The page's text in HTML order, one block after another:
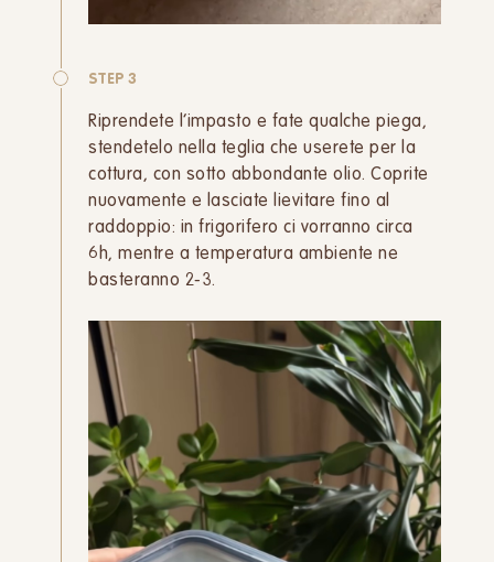
STEP 3
Riprendete l’impasto e fate qualche piega,
stendetelo nella teglia che userete per la
cottura, con sotto abbondante olio. Coprite
nuovamente e lasciate lievitare fino al
raddoppio: in frigorifero ci vorranno circa
6h, mentre a temperatura ambiente ne
basteranno 2-3.